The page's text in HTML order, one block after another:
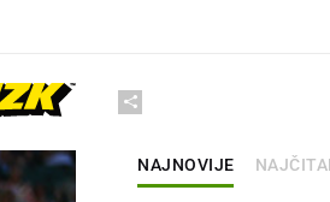
NAJNOVIJE